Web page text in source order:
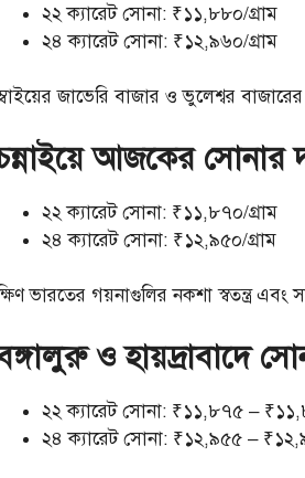
২২ ক্যারেট সোনা: ₹১১,৮৮০/গ্রাম
২৪ ক্যারেট সোনা: ₹১২,৯৬০/গ্রাম
জাভেরি বাজার ও ভুলেশ্বর
আজকের সোনার
২২ ক্যারেট সোনা: ₹১১,৮৭০/গ্রাম
২৪ ক্যারেট সোনা: ₹১২,৯৫০/গ্রাম
ভারতের গয়নাগুলির নকশা স্বতন্ত্র এবং
ও হায়দ্রাবাদে
২২ ক্যারেট সোনা: ₹১১,৮৭৫ –
২৪ ক্যারেট সোনা: ₹১২,৯৫৫ –